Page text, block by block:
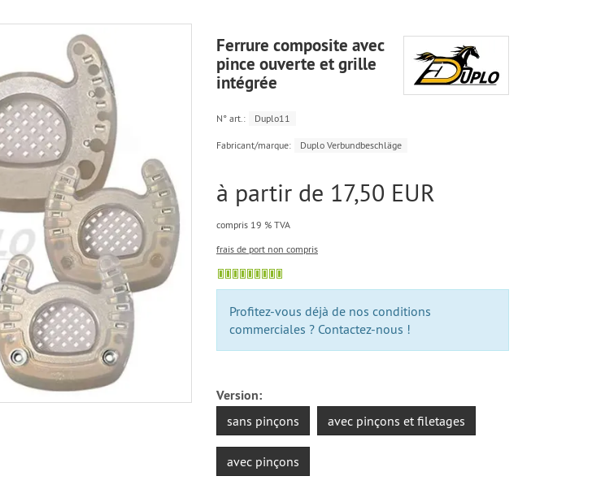
Ferrure composite avec
pince ouverte et grille
intégrée
N° art.: Duplo11
Fabricant/marque: Duplo Verbundbeschläge
à partir de 17,50 EUR
compris 19 % TVA
frais de port non compris
Profitez-vous déjà de nos conditions
commerciales ? Contactez-nous !
Version:
sans pinçons avec pinçons et filetages
avec pinçons